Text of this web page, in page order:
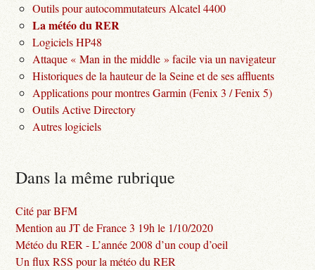
Outils pour autocommutateurs Alcatel 4400
La météo du RER
Logiciels HP48
Attaque « Man in the middle » facile via un navigateur
Historiques de la hauteur de la Seine et de ses affluents
Applications pour montres Garmin (Fenix 3 / Fenix 5)
Outils Active Directory
Autres logiciels
Dans la même rubrique
Cité par BFM
Mention au JT de France 3 19h le 1/10/2020
Météo du RER - L’année 2008 d’un coup d’oeil
Un flux RSS pour la météo du RER